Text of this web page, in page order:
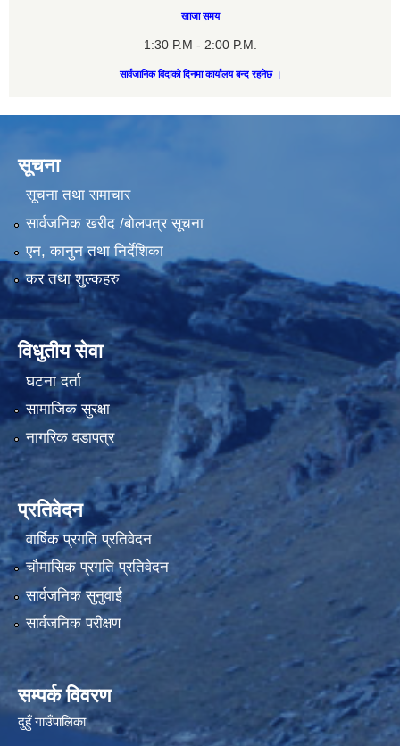
खाजा समय
1:30 P.M - 2:00 P.M.
सार्वजानिक विदाको दिनमा कार्यालय बन्द रहनेछ ।
सूचना
सूचना तथा समाचार
सार्वजनिक खरीद /बोलपत्र सूचना
एन, कानुन तथा निर्देशिका
कर तथा शुल्कहरु
विधुतीय सेवा
घटना दर्ता
सामाजिक सुरक्षा
नागरिक वडापत्र
प्रतिवेदन
वार्षिक प्रगति प्रतिवेदन
चौमासिक प्रगति प्रतिवेदन
सार्वजनिक सुनुवाई
सार्वजनिक परीक्षण
सम्पर्क विवरण
दुहुँ गाउँपालिका